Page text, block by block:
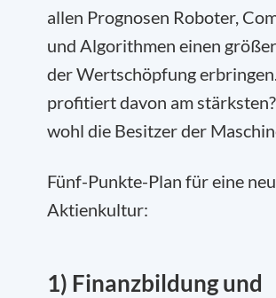
allen Prognosen Roboter,
und Algorithmen einen
der Wertschöpfung
profitiert davon am
wohl die Besitzer der
Fünf-Punkte-Plan für eine
Aktienkultur:
1) Finanzbildung und